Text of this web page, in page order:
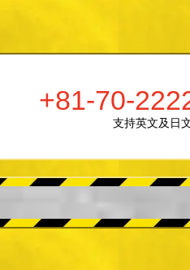
+81-70-
支持英文及日